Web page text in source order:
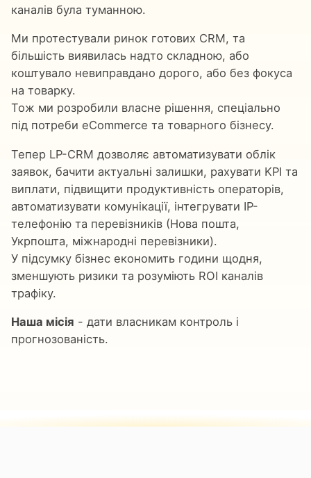
каналів була туманною.
Ми протестували ринок готових CRM, та
більшість виявилась надто складною, або
коштувало невиправдано дорого, або без фокуса
на товарку.
Тож ми розробили власне рішення, спеціально
під потреби eCommerce та товарного бізнесу.
Тепер LP-CRM дозволяє автоматизувати облік
заявок, бачити актуальні залишки, рахувати KPI та
виплати, підвищити продуктивність операторів,
автоматизувати комунікації, інтегрувати IP-
телефонію та перевізників (Нова пошта,
Укрпошта, міжнародні перевізники).
У підсумку бізнес економить години щодня,
зменшують ризики та розуміють ROI каналів
трафіку.
Наша місія - дати власникам контроль і
прогнозованість.